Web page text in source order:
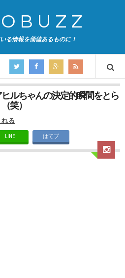
る情報を価値あるものに！
ルちゃんの決定的瞬間をとら
笑）
る
LINE はてブ